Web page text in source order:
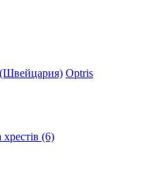
(Швейцария) Optris
хрестів (6)